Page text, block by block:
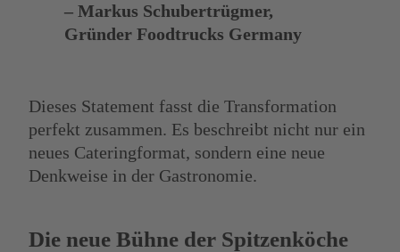
– Markus Schubertrügmer,
Gründer Foodtrucks Germany
Dieses Statement fasst die Transformation
perfekt zusammen. Es beschreibt nicht nur ein
neues Cateringformat, sondern eine neue
Denkweise in der Gastronomie.
Die neue Bühne der Spitzenköche